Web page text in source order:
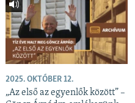
2025. OKTÓBER 12.
„Az első az egyenlők között” –